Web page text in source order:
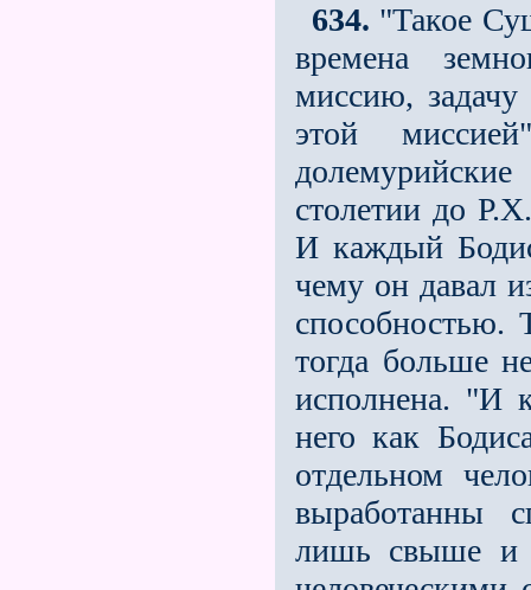
634. "Такое
времена
миссию,
этой
столетии до
И каждый
чему он давал
способностью.
тогда больше
исполнена. "И
него как
отдельном
выработанны
лишь свыше и